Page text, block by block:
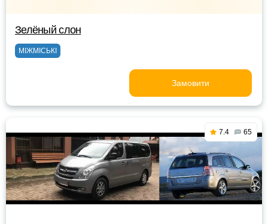
Зелёный слон
МІЖМІСЬКІ
Замовити
7.4 65